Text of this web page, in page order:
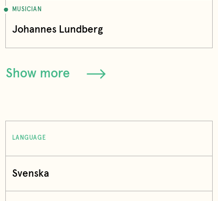
MUSICIAN
Johannes Lundberg
Show more
LANGUAGE
Svenska